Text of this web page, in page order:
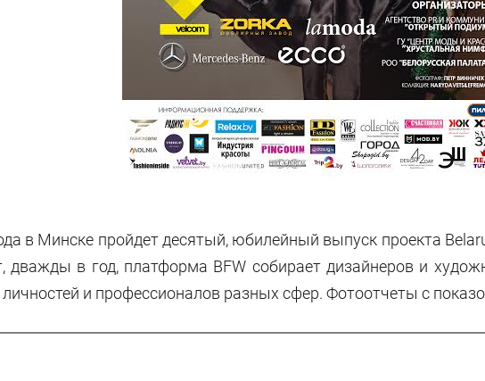
в Минске пройдет десятый, юбилейный выпуск проекта
дважды в год, платформа BFW собирает дизайнеров и
и профессионалов разных сфер. Фотоотчеты с